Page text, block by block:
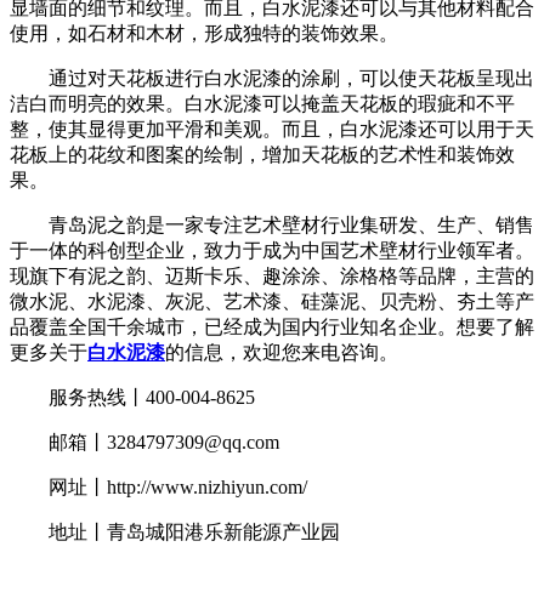
显墙面的细节和纹理。而且，白水泥漆还可以与其他材料配合
使用，如石材和木材，形成独特的装饰效果。
通过对天花板进行白水泥漆的涂刷，可以使天花板呈现出
洁白而明亮的效果。白水泥漆可以掩盖天花板的瑕疵和不平
整，使其显得更加平滑和美观。而且，白水泥漆还可以用于天
花板上的花纹和图案的绘制，增加天花板的艺术性和装饰效
果。
青岛泥之韵是一家专注艺术壁材行业集研发、生产、销售
于一体的科创型企业，致力于成为中国艺术壁材行业领军者。
现旗下有泥之韵、迈斯卡乐、趣涂涂、涂格格等品牌，主营的
微水泥、水泥漆、灰泥、艺术漆、硅藻泥、贝壳粉、夯土等产
品覆盖全国千余城市，已经成为国内行业知名企业。想要了解
更多关于白水泥漆的信息，欢迎您来电咨询。
服务热线丨400-004-8625
邮箱丨 3284797309@qq.com
网址丨 http://www.nizhiyun.com/
地址丨青岛城阳港乐新能源产业园